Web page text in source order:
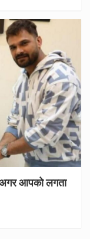
आपको लगता